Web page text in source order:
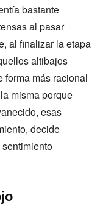
bastante
al pasar
al finalizar la etapa
altibajos
forma más racional
misma porque
esas
decide